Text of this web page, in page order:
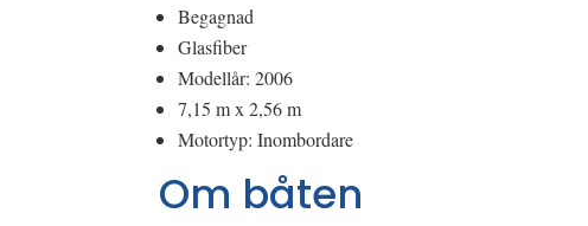
Begagnad
Glasfiber
Modellår: 2006
7,15 m x 2,56 m
Motortyp: Inombordare
Om båten